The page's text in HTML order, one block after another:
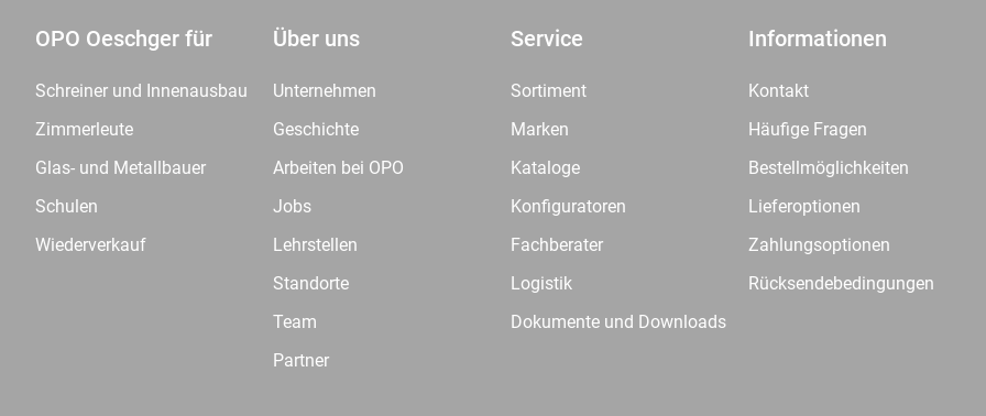
OPO Oeschger für
Schreiner und Innenausbau
Zimmerleute
Glas- und Metallbauer
Schulen
Wiederverkauf
Über uns
Unternehmen
Geschichte
Arbeiten bei OPO
Jobs
Lehrstellen
Standorte
Team
Partner
Service
Sortiment
Marken
Kataloge
Konfiguratoren
Fachberater
Logistik
Dokumente und Downloads
Informationen
Kontakt
Häufige Fragen
Bestellmöglichkeiten
Lieferoptionen
Zahlungsoptionen
Rücksendebedingungen